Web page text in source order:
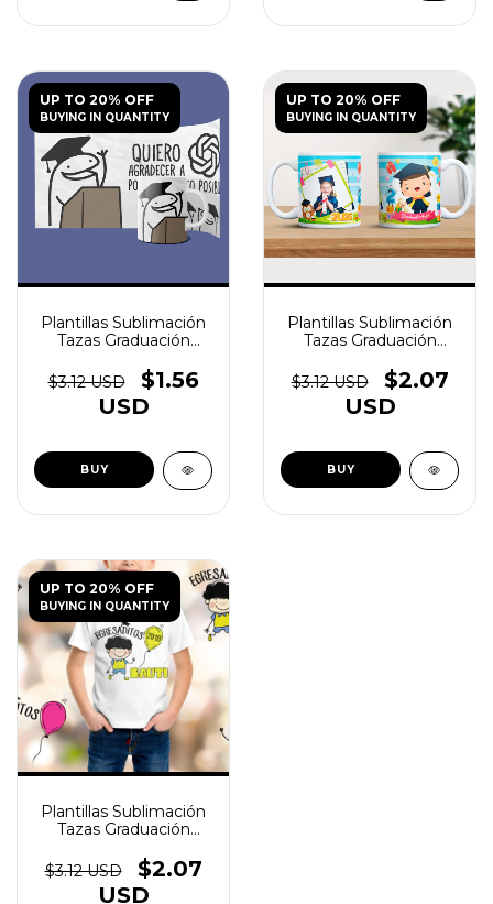
UP TO 20% OFF
BUYING IN QUANTITY
Plantillas Sublimación
Tazas Graduación
- (copia) - (copia) -
(copia) - (copia)
$3.12 USD
$1.56
USD
UP TO 20% OFF
BUYING IN QUANTITY
Plantillas Sublimación
Tazas Graduación
- (copia) - (copia)
$3.12 USD
$2.07
USD
UP TO 20% OFF
BUYING IN QUANTITY
Plantillas Sublimación
Tazas Graduación
$3.12 USD
$2.07
USD